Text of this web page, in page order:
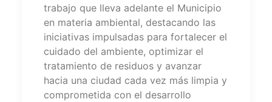
trabajo que lleva adelante el Municipio
en materia ambiental, destacando las
iniciativas impulsadas para fortalecer el
cuidado del ambiente, optimizar el
tratamiento de residuos y avanzar
hacia una ciudad cada vez más limpia y
comprometida con el desarrollo